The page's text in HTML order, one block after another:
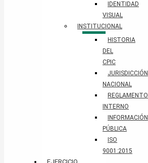
IDENTIDAD
VISUAL
INSTITUCIONAL
HISTORIA
DEL
CPIC
JURISDICCIÓN
NACIONAL
REGLAMENTO
INTERNO
INFORMACIÓN
PÚBLICA
ISO
9001:2015